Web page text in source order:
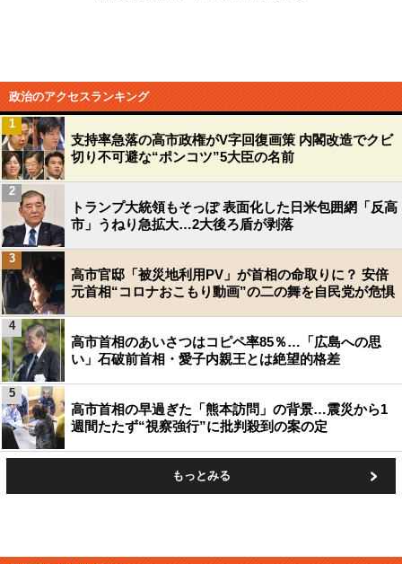
政治のアクセスランキング
支持率急落の高市政権がV字回復画策 内閣改造でクビ
切り不可避な“ポンコツ”5大臣の名前
1
トランプ大統領もそっぽ 表面化した日米包囲網「反高
市」うねり急拡大…2大後ろ盾が剥落
2
高市官邸「被災地利用PV」が首相の命取りに？ 安倍
元首相“コロナおこもり動画”の二の舞を自民党が危惧
3
高市首相のあいさつはコピペ率85％…「広島への思
い」石破前首相・愛子内親王とは絶望的格差
4
高市首相の早過ぎた「熊本訪問」の背景…震災から1
週間たたず“視察強行”に批判殺到の案の定
5
もっとみる